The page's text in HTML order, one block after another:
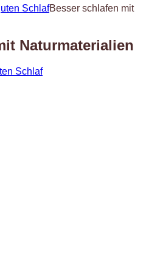
SchlafBesser schlafen mit
Naturmaterialien
Schlaf